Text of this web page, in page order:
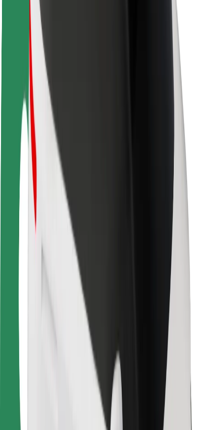
Laboratorium bezpieczeństwa
Miasta
Lokalizacje
Rozwiązania dla miast
Lotniska
Stacje ładowania Bolt
Pomoc
Dla pasażerów
Dla kierowców
Dla dostawców
Bolt Food
Dla właścicieli floty
Dla restauracji
Bolt for Business
Ogólne Warunki
Zamów przejazd w kilka minut!
Pobierz aplikację Bolt